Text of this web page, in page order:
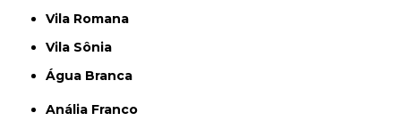
Vila Romana
Vila Sônia
Água Branca
Anália Franco